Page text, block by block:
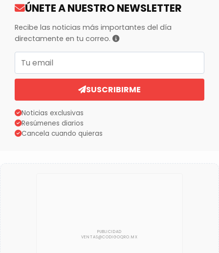
ÚNETE A NUESTRO NEWSLETTER
Recibe las noticias más importantes del día
directamente en tu correo.
Correo electrónico
SUSCRIBIRME
Noticias exclusivas
Resúmenes diarios
Cancela cuando quieras